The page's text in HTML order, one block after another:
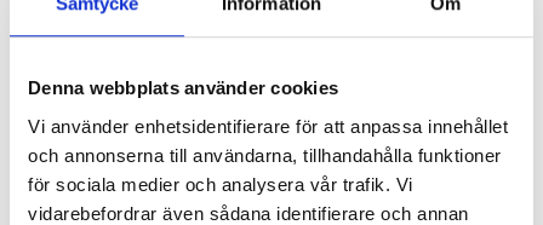
Denna webbplats använder cookies
Vi använder enhetsidentifierare för att anpassa innehållet
och annonserna till användarna, tillhandahålla funktioner
för sociala medier och analysera vår trafik. Vi
vidarebefordrar även sådana identifierare och annan
Armaturer/B10A säkring:
Överspänningsskydd CM
kV/kA:
2
Överspänningsskydd DM
kV/kA: